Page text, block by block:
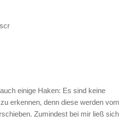
einige Haken: Es sind keine
erkennen, denn diese werden vom
Zumindest bei mir ließ sich